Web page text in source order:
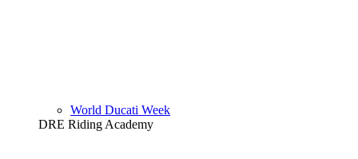
World Ducati Week
DRE Riding Academy